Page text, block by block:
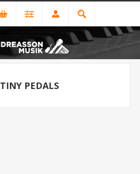
TINY PEDALS